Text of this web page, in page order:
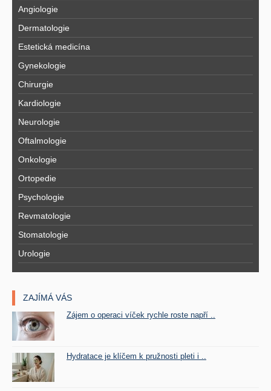
Angiologie
Dermatologie
Estetická medicína
Gynekologie
Chirurgie
Kardiologie
Neurologie
Oftalmologie
Onkologie
Ortopedie
Psychologie
Revmatologie
Stomatologie
Urologie
ZAJÍMÁ VÁS
Zájem o operaci víček rychle roste napří ..
Hydratace je klíčem k pružnosti pleti i ..